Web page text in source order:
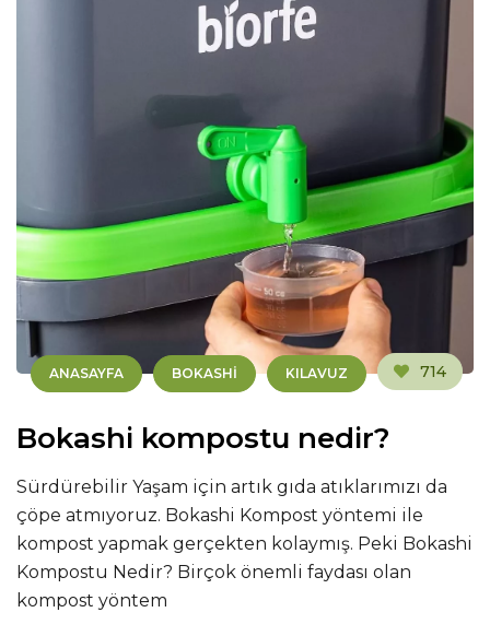
ANASAYFA BOKASHI KILAVUZ 714
Bokashi kompostu nedir?
Sürdürebilir Yaşam için artık gıda atıklarımızı da
çöpe atmıyoruz. Bokashi Kompost yöntemi ile
kompost yapmak gerçekten kolaymış. Peki Bokashi
Kompostu Nedir? Birçok önemli faydası olan
kompost yöntem